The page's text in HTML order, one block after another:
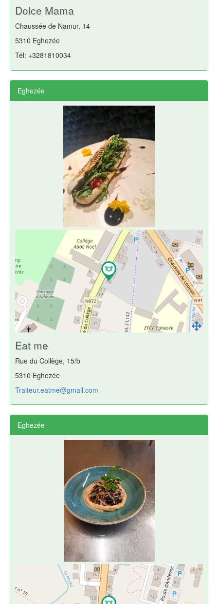
Dolce Mama
Chaussée de Namur, 14
5310 Eghezée
Tél: +3281810034
Eghezée
Eat me
Rue du Collège, 15/b
5310 Eghezée
Traiteur.eatme@gmail.com
Eghezée